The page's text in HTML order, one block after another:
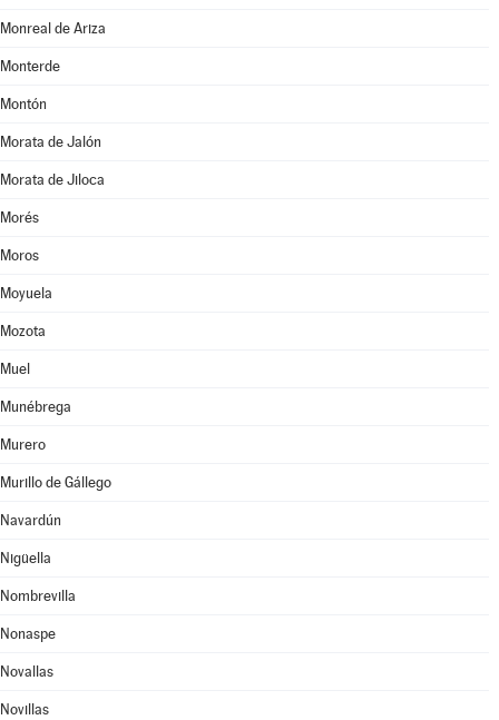
Monreal de Ariza
Monterde
Montón
Morata de Jalón
Morata de Jiloca
Morés
Moros
Moyuela
Mozota
Muel
Munébrega
Murero
Murillo de Gállego
Navardún
Nigüella
Nombrevilla
Nonaspe
Novallas
Novillas